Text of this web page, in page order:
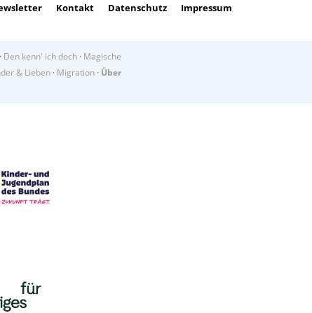
Kontakt Datenschutz Impressum
· Den kenn' ich doch · Magische
& Lieben· Migration· Über